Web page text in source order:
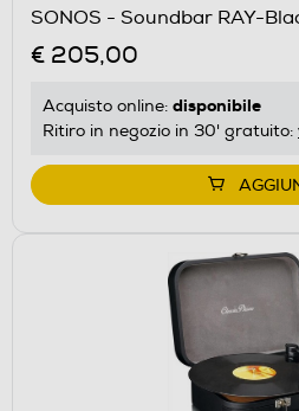
SONOS - Soundbar RAY-
€ 205,00
Acquisto online: disponibile
Ritiro in negozio in 30' gratuito: